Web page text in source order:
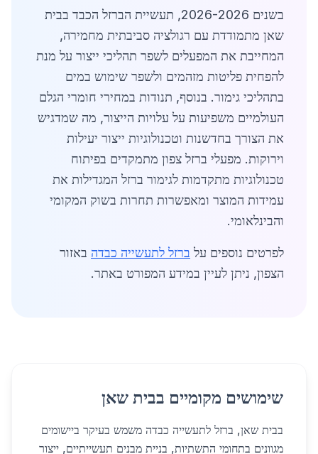
בשנים 2026-2026, תעשיית הברזל הכבד בבית
שאן מתמודדת עם רגולציה סביבתית מחמירה,
המחייבת את המפעלים לשפר תהליכי ייצור על מנת
להפחית פליטות מזהמים ולשפר שימוש במים
בתהליכי גימור. בנוסף, תנודות במחירי חומרי הגלם
העולמיים משפיעות על עלויות הייצור, מה שמדגיש
את הצורך בחדשנות וטכנולוגיות ייצור יעילות
וירוקות. מפעלי ברזל צפון מתמקדים בפיתוח
טכנולוגיות מתקדמות לגימור ברזל המגדילות את
עמידות המוצר ומאפשרות תחרות בשוק המקומי
והבינלאומי.
לפרטים נוספים על ברזל לתעשייה כבדה באזור
הצפון, ניתן לעיין במידע המפורט באתר.
שימושים מקומיים בבית שאן
בבית שאן, ברזל לתעשייה כבדה משמש בעיקר ביישומים
מגוונים בתחומי התשתיות, בניית מבנים תעשייתיים, ייצור